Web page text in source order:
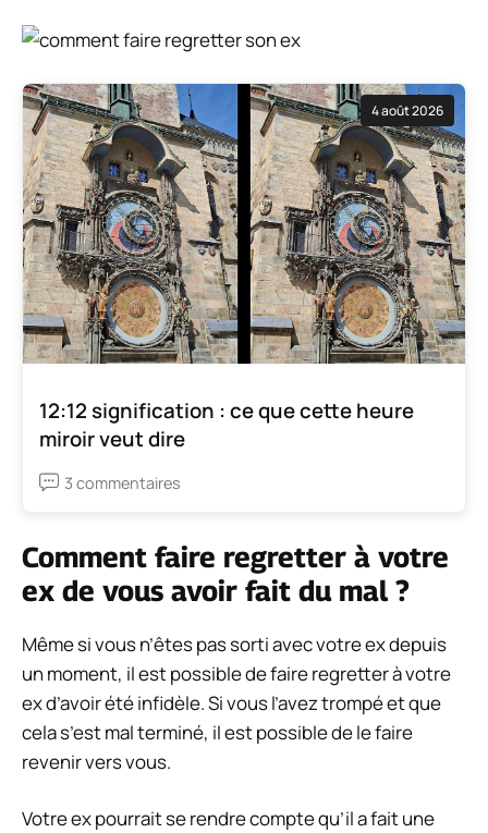
4 août 2026
12:12 signification : ce que cette heure
miroir veut dire
3 commentaires
Comment faire regretter à votre
ex de vous avoir fait du mal ?
Même si vous n’êtes pas sorti avec votre ex depuis
un moment, il est possible de faire regretter à votre
ex d’avoir été infidèle. Si vous l’avez trompé et que
cela s’est mal terminé, il est possible de le faire
revenir vers vous.
Votre ex pourrait se rendre compte qu’il a fait une